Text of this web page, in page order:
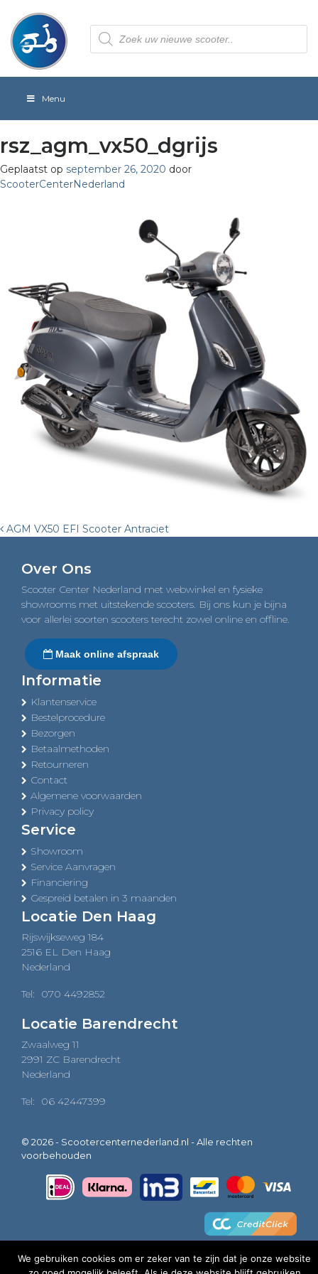
Producten
zoeken
Menu
rsz_agm_vx50_dgrijs
Geplaatst op september 26, 2020 door
ScooterCenterNederland
Post
navigation
AGM VX50 EFI Scooter Antraciet
Over Ons
Scooter Center Nederland met webwinkel en fysieke
showrooms met uitstekende scooters. Bij ons kun je bijna
voor allerlei soorten scooters terecht zowel online en offline.
Maak online afspraak
Informatie
Klantenservice
Bestelprocedure
Bezorgen
Betaalmethoden
Retourneren
Contact
Algemene voorwaarden
Privacy policy
Service
Showroom
Service Aanvragen
Financiering
Gespreid betalen in 3 maanden
Locatie Den Haag
Rijswijkseweg 184
2516 EL Den Haag
Nederland
Tel: 070 4492852
Locatie Barendrecht
Zwaalweg 11
2991 ZC Barendrecht
Nederland
Tel: 06 42447399
© 2026 - Scootercenternederland.nl - Alle rechten
voorbehouden
We gebruiken cookies om er zeker van te zijn dat je onze website